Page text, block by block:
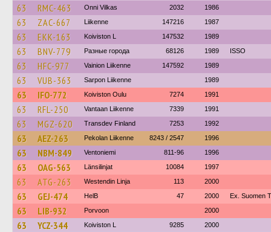
63 RMC-463 Onni Vilkas 2032 1986
63 ZAC-667 Liikenne 147216 1987
63 EKK-163 Koiviston L 147532 1989
63 BNV-779 Разные города 68126 1989 ISSO
63 HFC-977 Vainion Liikenne 147592 1989
63 VUB-363 Sarpon Liikenne 1989
63 IFO-772 Koiviston Oulu 7274 1991
63 RFL-250 Vantaan Liikenne 7339 1991
63 MGZ-620 Transdev Finland 7253 1992
63 AEZ-263 Pekolan Liikenne 8243 / 2547 1996
63 NBM-849 Ventoniemi 811-96 1996
63 OAG-563 Länsilinjat 10084 1997
63 ATG-263 Westendin Linja 113 2000
63 GEJ-474 HelB 47 2000 Ex. Suomen
63 LIB-932 Porvoon 2000
63 YCZ-344 Koiviston L 9285 2000